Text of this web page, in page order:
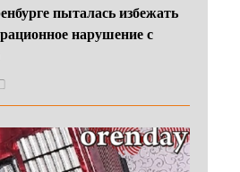
пыталась избежать
нарушение с